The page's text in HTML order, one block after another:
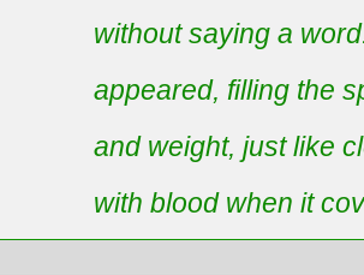
without saying a
appeared, filling the
and weight, just like
with blood when it